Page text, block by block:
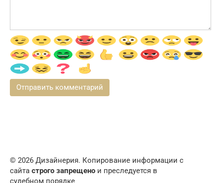
© 2026 Дизайнерия. Копирование информации с
сайта строго запрещено и преследуется в